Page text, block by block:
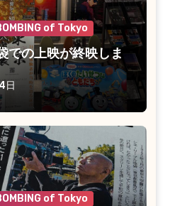
of Tokyo
での上映が終映しま
日
of Tokyo